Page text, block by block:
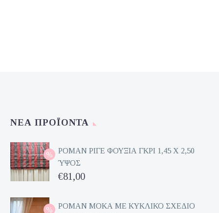
ΝΈΑ ΠΡΟΪΌΝΤΑ
ΡΟΜΑΝ ΡΙΓΕ ΦΟΥΞΙΑ ΓΚΡΙ 1,45 Χ 2,50
ΎΨΟΣ
Original
was:
€81,00
τρέχουσα
ΡΟΜΑΝ ΜΟΚΑ ΜΕ ΚΥΚΛΙΚΟ ΣΧΕΔΙΟ